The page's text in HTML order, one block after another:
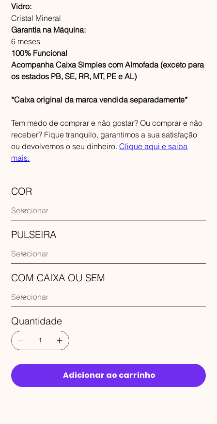
Vidro:
Cristal Mineral
Garantia na Máquina:
6 meses
100% Funcional
Acompanha Caixa Simples com Almofada (exceto para
os estados PB, SE, RR, MT, PE e AL)
*Caixa original da marca vendida separadamente*
Tem medo de comprar e não gostar? Ou comprar e não
receber? Fique tranquilo, garantimos a sua satisfação
ou devolvemos o seu dinheiro.Clique aqui e saiba
mais.
COR
PULSEIRA
COM CAIXA OU SEM
Quantidade
Adicionar ao carrinho